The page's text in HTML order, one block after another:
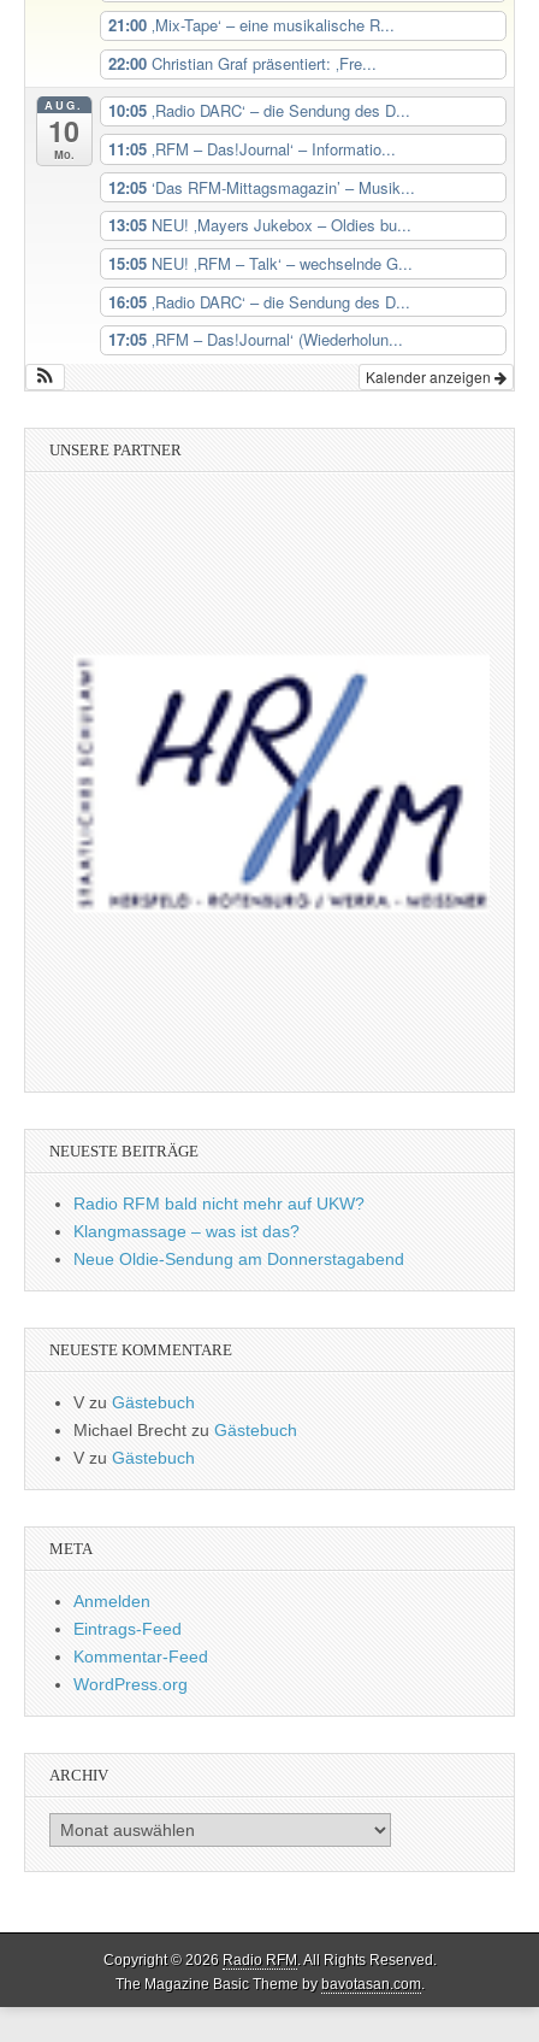
21:00 ‚Mix-Tape‘ – eine musikalische R...
22:00 Christian Graf präsentiert: ‚Fre...
AUG.
10
Mo.
10:05 ‚Radio DARC‘ – die Sendung des D...
11:05 ‚RFM – Das!Journal‘ – Informatio...
12:05 ‘Das RFM-Mittagsmagazin’ – Musik...
13:05 NEU! ‚Mayers Jukebox – Oldies bu...
15:05 NEU! ‚RFM – Talk‘ – wechselnde G...
16:05 ‚Radio DARC‘ – die Sendung des D...
17:05 ‚RFM – Das!Journal‘ (Wiederholun...
Kalender anzeigen
UNSERE PARTNER
NEUESTE BEITRÄGE
Radio RFM bald nicht mehr auf UKW?
Klangmassage – was ist das?
Neue Oldie-Sendung am Donnerstagabend
NEUESTE KOMMENTARE
V zu Gästebuch
Michael Brecht zu Gästebuch
Vzu Gästebuch
META
Anmelden
Eintrags-Feed
Kommentar-Feed
WordPress.org
ARCHIV
Archiv
Copyright © 2026 Radio RFM. All Rights Reserved.
The Magazine Basic Theme bybavotasan.com.